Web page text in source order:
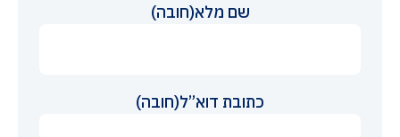
שם מלא(חובה)
כתובת דוא”ל(חובה)